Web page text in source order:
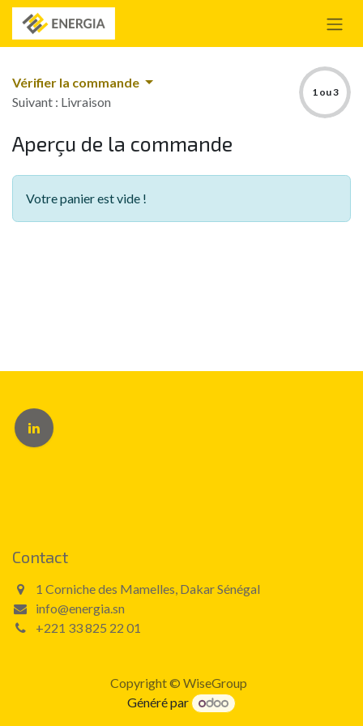
Se rendre au contenu
Vérifier la commande
Suivant : Livraison
1 ou 3
Aperçu de la commande
Votre panier est vide !
Contact
1 Corniche des Mamelles, Dakar Sénégal
info@energia.sn
+221 33 825 22 01
Copyright © WiseGroup
Généré par